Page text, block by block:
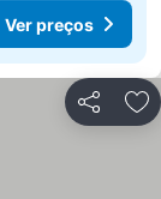
Ver preços
Partilhar